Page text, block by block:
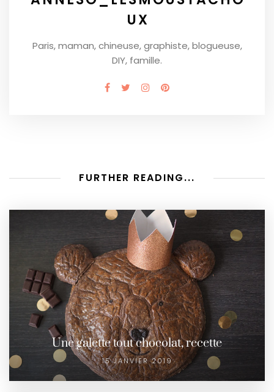
UX
Paris, maman, chineuse, graphiste, blogueuse,
DIY, famille.
FURTHER READING...
Une galette tout chocolat, recette
15 JANVIER 2019